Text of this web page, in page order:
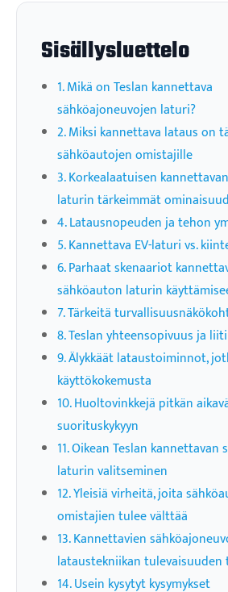
Sisällysluettelo
1. Mikä on Teslan kannettava
sähköajoneuvojen laturi?
2. Miksi kannettava lataus on
sähköautojen omistajille
3. Korkealaatuisen
laturin tärkeimmät
4. Latausnopeuden ja tehon
5. Kannettava EV-laturi vs.
6. Parhaat skenaariot
sähköauton laturin
7. Tärkeitä
8. Teslan yhteensopivuus ja
9. Älykkäät lataustoiminnot,
käyttökokemusta
10. Huoltovinkkejä pitkän
suorituskykyyn
11. Oikean Teslan kannettavan
laturin valitseminen
12. Yleisiä virheitä, joita
omistajien tulee välttää
13. Kannettavien
lataustekniikan
14. Usein kysytyt kysymykset